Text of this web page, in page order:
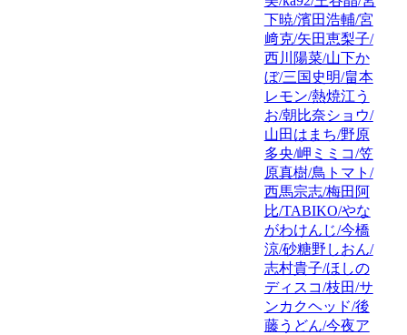
下暁/濱田浩輔/宮
﨑克/矢田恵梨子/
西川陽菜/山下か
ぼ/三国史明/畠本
レモン/熱焼江う
お/朝比奈ショウ/
山田はまち/野原
多央/岬ミミコ/笠
原真樹/鳥トマト/
西馬宗志/梅田阿
比/TABIKO/やな
がわけんじ/今橋
涼/砂糖野しおん/
志村貴子/ほしの
ディスコ/枝田/サ
ンカクヘッド/後
藤うどん/今夜ア